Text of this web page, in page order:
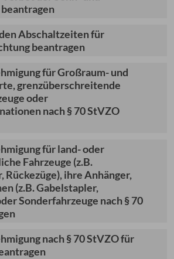
Abschaltzeiten für
beantragen
für Großraum- und
grenzüberschreitende
oder
nach § 70 StVZO
für land- oder
Fahrzeuge (z.B.
Rückezüge), ihre Anhänger,
(z.B. Gabelstapler,
Sonderfahrzeuge nach § 70
nach § 70 StVZO für